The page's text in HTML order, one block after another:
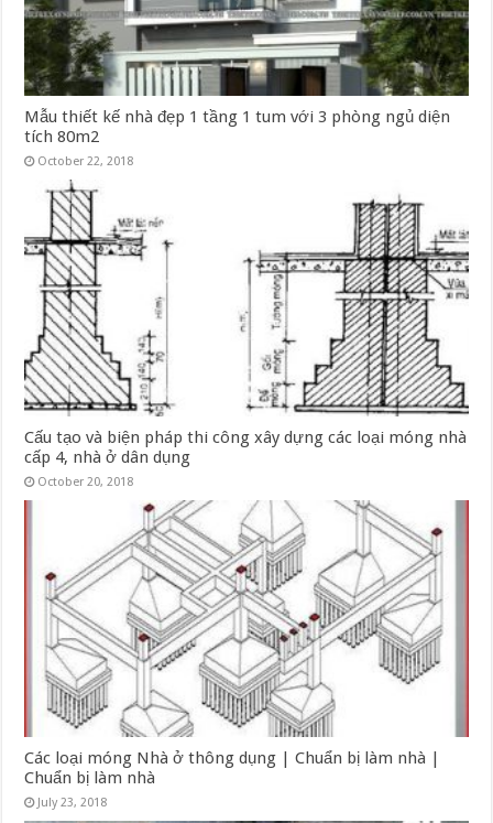
Mẫu thiết kế nhà đẹp 1 tầng 1 tum với 3 phòng ngủ diện
tích 80m2
October 22, 2018
Cấu tạo và biện pháp thi công xây dựng các loại móng nhà
cấp 4, nhà ở dân dụng
October 20, 2018
Các loại móng Nhà ở thông dụng | Chuẩn bị làm nhà |
Chuẩn bị làm nhà
July 23, 2018